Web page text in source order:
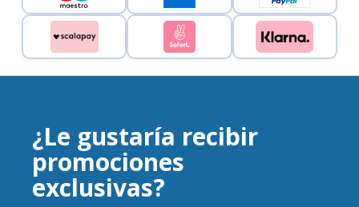
¿Le gustaría recibir
promociones
exclusivas?